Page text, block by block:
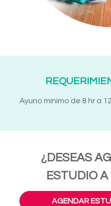
Ayuno mínimo de 8 hr a
¿DESEAS
ESTUDIO
AGENDAR